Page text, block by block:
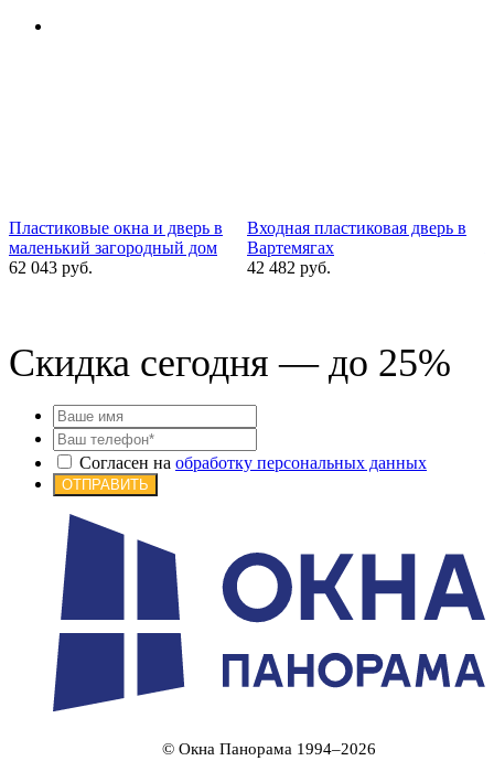
Пластиковые окна и дверь в
маленький загородный дом
62 043 руб.
Входная пластиковая дверь в
Вартемягах
42 482 руб.
Скидка сегодня — до 25%
Согласен на обработку персональных данных
ОТПРАВИТЬ
© Окна Панорама 1994–2026